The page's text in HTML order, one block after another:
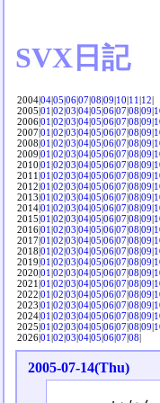
SVX日記
2004|04|05|06|07|08|09|10|11|12|
2005|01|02|03|04|05|06|07|08|09|
2006|01|02|03|04|05|06|07|08|09|
2007|01|02|03|04|05|06|07|08|09|
2008|01|02|03|04|05|06|07|08|09|
2009|01|02|03|04|05|06|07|08|09|
2010|01|02|03|04|05|06|07|08|09|
2011|01|02|03|04|05|06|07|08|09|
2012|01|02|03|04|05|06|07|08|09|
2013|01|02|03|04|05|06|07|08|09|
2014|01|02|03|04|05|06|07|08|09|
2015|01|02|03|04|05|06|07|08|09|
2016|01|02|03|04|05|06|07|08|09|
2017|01|02|03|04|05|06|07|08|09|
2018|01|02|03|04|05|06|07|08|09|
2019|01|02|03|04|05|06|07|08|09|
2020|01|02|03|04|05|06|07|08|09|
2021|01|02|03|04|05|06|07|08|09|
2022|01|02|03|04|05|06|07|08|09|
2023|01|02|03|04|05|06|07|08|09|
2024|01|02|03|04|05|06|07|08|09|
2025|01|02|03|04|05|06|07|08|09|
2026|01|02|03|04|05|06|07|08|
2005-07-14(Thu)